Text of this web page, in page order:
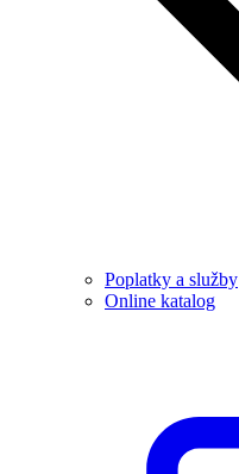
Poplatky a služby
Online katalog